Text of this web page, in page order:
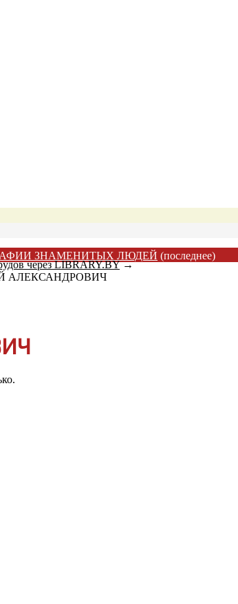
ЗНАМЕНИТЫХ ЛЮДЕЙ (последнее)
через LIBRARY.BY→
АЛЕКСАНДРОВИЧ